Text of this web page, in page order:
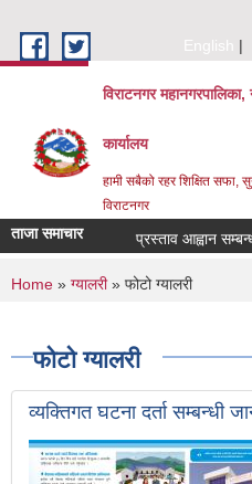
English
विराटनगर महानगरपालिका,
कार्यालय
हामी सबैको रहर शिक्षित सफा,
विराटनगर
ताजा समाचार प्रस्ताव आह्वान सम्बन्धी
You are here
Home » ग्यालरी» फोटो ग्यालरी
फोटो ग्यालरी
व्यक्तिगत घटना दर्ता सम्बन्धी